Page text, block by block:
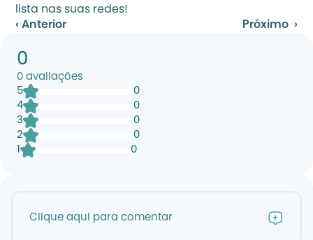
lista nas suas redes!
‹ Anterior
Próximo  ›
0
0 avaliações
5
0
4
0
3
0
2
0
1
0
Clique aqui para comentar